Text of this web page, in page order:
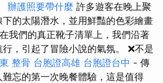
辦護照要帶什麼 許多遊客在晚上聚
的太陽潛水，並用鮮豔的色彩繪畫
在我們的真正靴子清單上，我們沿著
，引起了冒險小說的氣氛。 ❌不是
整骨 台胞證高雄 台胞證台中 - 傳
忘的第一次晚餐體驗，這是值得